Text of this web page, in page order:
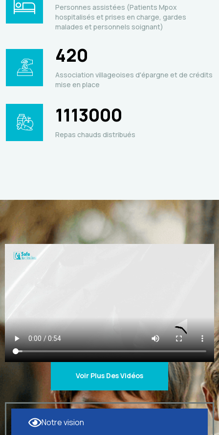
Personnes assistées (Patients Mpox
hospitalisés et prises en charge, gardes
malades et personnels soignant)
420
Association villageoises d'épargne et de crédits
mise en place
1113000
Repas chauds distribués
Voir Plus Des Vidéos
Notre vision